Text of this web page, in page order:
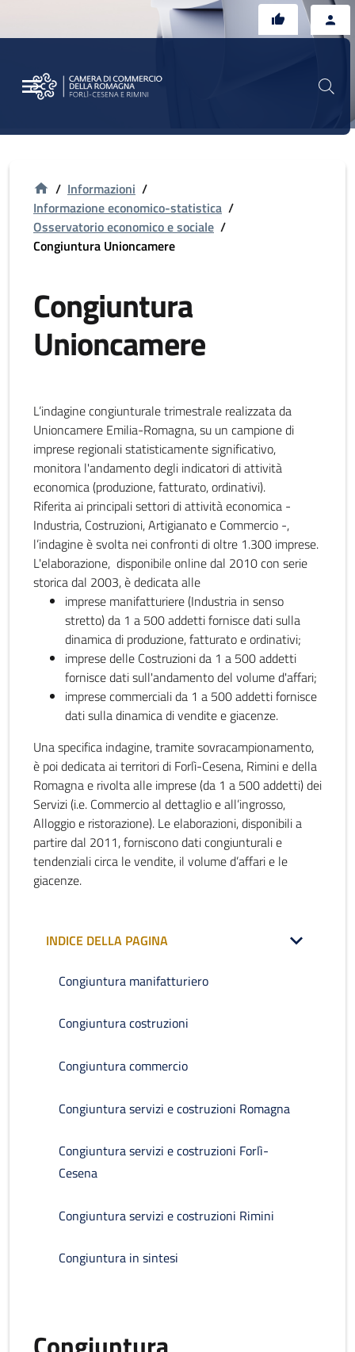
/ Informazioni /
Informazione economico-statistica /
Osservatorio economico e sociale /
Congiuntura Unioncamere
Congiuntura
Unioncamere
L’indagine congiunturale trimestrale realizzata da
Unioncamere Emilia-Romagna, su un campione di
imprese regionali statisticamente significativo,
monitora l'andamento degli indicatori di attività
economica (produzione, fatturato, ordinativi).
Riferita ai principali settori di attività economica -
Industria, Costruzioni, Artigianato e Commercio -,
l’indagine è svolta nei confronti di oltre 1.300 imprese.
L'elaborazione, disponibile online dal 2010 con serie
storica dal 2003, è dedicata alle
imprese manifatturiere (Industria in senso
stretto) da 1 a 500 addetti fornisce dati sulla
dinamica di produzione, fatturato e ordinativi;
imprese delle Costruzioni da 1 a 500 addetti
fornisce dati sull'andamento del volume d'affari;
imprese commerciali da 1 a 500 addetti fornisce
dati sulla dinamica di vendite e giacenze.
Una specifica indagine, tramite sovracampionamento,
è poi dedicata ai territori di Forlì-Cesena, Rimini e della
Romagna e rivolta alle imprese (da 1 a 500 addetti) dei
Servizi (i.e. Commercio al dettaglio e all’ingrosso,
Alloggio e ristorazione). Le elaborazioni, disponibili a
partire dal 2011, forniscono dati congiunturali e
tendenziali circa le vendite, il volume d’affari e le
giacenze.
INDICE DELLA PAGINA
Congiuntura manifatturiero
Congiuntura costruzioni
Congiuntura commercio
Congiuntura servizi e costruzioni Romagna
Congiuntura servizi e costruzioni Forlì-
Cesena
Congiuntura servizi e costruzioni Rimini
Congiuntura in sintesi